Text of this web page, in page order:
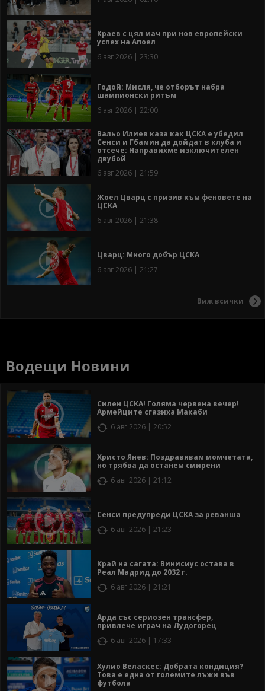
Краев с цял мач при нов европейски
успех на Апоел
6 авг 2026 | 23:30
Годой: Мисля, че отборът набра
шампионски ритъм
6 авг 2026 | 22:00
Вальо Илиев каза как ЦСКА е убедил
Сенси и Гбамин да дойдат в клуба и
отсече: Направихме изключителен
двубой
6 авг 2026 | 21:59
Жоел Цварц с призив към феновете на
ЦСКА
6 авг 2026 | 21:38
Цварц: Много добър ЦСКА
6 авг 2026 | 21:27
Виж всички
Водещи Новини
Силен ЦСКА! Голяма червена вечер!
Армейците сгазиха Макаби
6 авг 2026 | 20:52
Христо Янев: Поздравявам момчетата,
но трябва да останем смирени
6 авг 2026 | 21:12
Сенси предупреди ЦСКА за реванша
6 авг 2026 | 21:23
Край на сагата: Винисиус остава в
Реал Мадрид до 2032 г.
6 авг 2026 | 21:21
Арда със сериозен трансфер,
привлече играч на Лудогорец
6 авг 2026 | 17:33
Хулио Веласкес: Добрата кондиция?
Това е една от големите лъжи във
футбола